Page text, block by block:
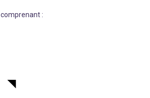
comprenant :